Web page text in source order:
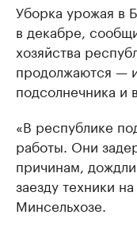
Уборка урожая в
в декабре,
хозяйства
продолжаются —
подсолнечника и
«В республике
работы. Они
причинам,
заезду техники
Минсельхозе.